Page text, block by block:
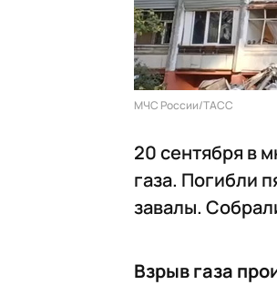
МЧС России/ТАСС
20 сентября в
газа. Погибли
завалы.
Взрыв газа